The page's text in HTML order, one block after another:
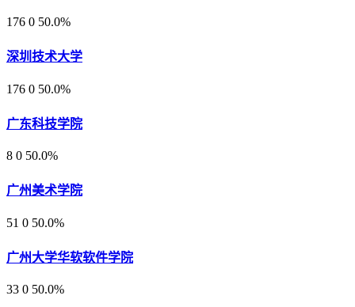
176 0 50.0%
深圳技术大学
176 0 50.0%
广东科技学院
8 0 50.0%
广州美术学院
51 0 50.0%
广州大学华软软件学院
33 0 50.0%